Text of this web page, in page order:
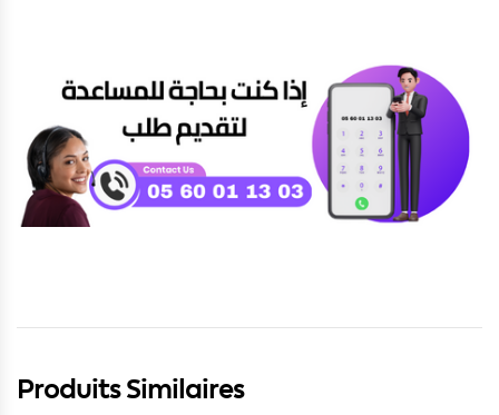
Produits Similaires